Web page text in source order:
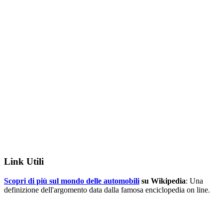
Link Utili
Scopri di più sul mondo delle automobili su Wikipedia: Una
definizione dell'argomento data dalla famosa enciclopedia on line.